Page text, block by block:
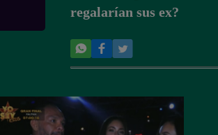
regalarían sus ex?